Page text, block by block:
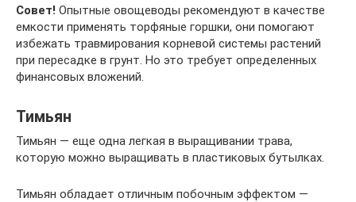
Совет! Опытные овощеводы рекомендуют в качестве
емкости применять торфяные горшки, они помогают
избежать травмирования корневой системы растений
при пересадке в грунт. Но это требует определенных
финансовых вложений.
Тимьян
Тимьян — еще одна легкая в выращивании трава,
которую можно выращивать в пластиковых бутылках.
Тимьян обладает отличным побочным эффектом —